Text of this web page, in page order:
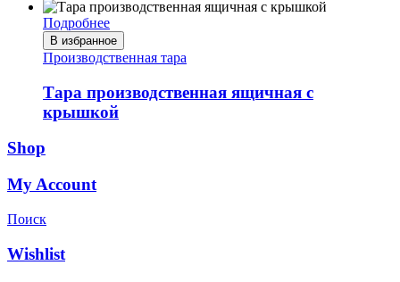
Подробнее
В избранное
Производственная тара
Тара производственная ящичная с
крышкой
Shop
My Account
Поиск
Wishlist